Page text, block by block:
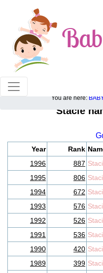
100% American
You are here:
Stacie
Year Rank
1996
887
1995
806
1994
672
1993
576
1992
526
1991
536
1990
420
1989
399